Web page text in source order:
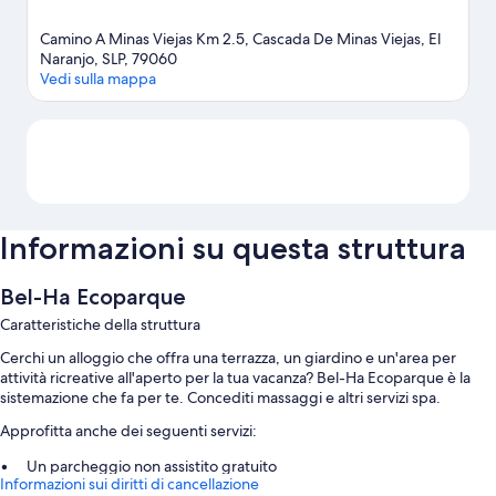
Camino A Minas Viejas Km 2.5, Cascada De Minas Viejas, El
Naranjo, SLP, 79060
Vedi sulla mappa
Informazioni su questa struttura
Bel-Ha Ecoparque
Caratteristiche della struttura
Cerchi un alloggio che offra una terrazza, un giardino e un'area per
attività ricreative all'aperto per la tua vacanza? Bel-Ha Ecoparque è la
sistemazione che fa per te. Concediti massaggi e altri servizi spa.
Approfitta anche dei seguenti servizi:
Un parcheggio non assistito gratuito
Informazioni sui diritti di cancellazione